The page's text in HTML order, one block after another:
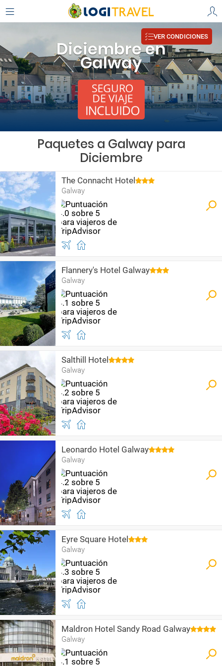
Diciembre en
Galway
VER CONDICIONES
Paquetes a Galway para
Diciembre
The Connacht Hotel
Galway
Flannery's Hotel Galway
Galway
Salthill Hotel
Galway
Leonardo Hotel Galway
Galway
Eyre Square Hotel
Galway
Maldron Hotel Sandy Road Galway
Galway